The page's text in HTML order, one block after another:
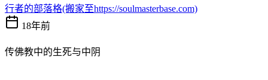
行者的部落格(搬家至https://soulmasterbase.com)
18年前
传佛教中的生死与中阴